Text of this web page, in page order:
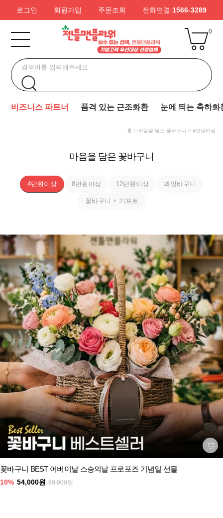
로그인 회원가입 주문조회 전화연결:1566-3289
0
비즈니스 파트너 품격 있는 근조화환 눈에 띄는 축하화
홈 마음을 담은 꽃바구니 4만원이상
마음을 담은 꽃바구니
4만원이상 8만원이상 12만원이상 과일바구니
꽃바구니 + 기프트
꽃바구니 BEST 어버이날 스승의날 프로포즈 기념일 선물
10% 54,000원 60,000원